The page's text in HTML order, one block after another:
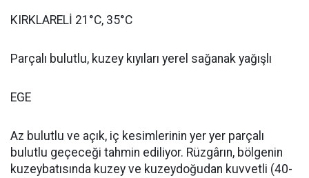
KIRKLARELİ 21°C, 35°C
Parçalı bulutlu, kuzey kıyıları yerel sağanak yağışlı
EGE
Az bulutlu ve açık, iç kesimlerinin yer yer parçalı
bulutlu geçeceği tahmin ediliyor. Rüzgârın, bölgenin
kuzeybatısında kuzey ve kuzeydoğudan kuvvetli (40-